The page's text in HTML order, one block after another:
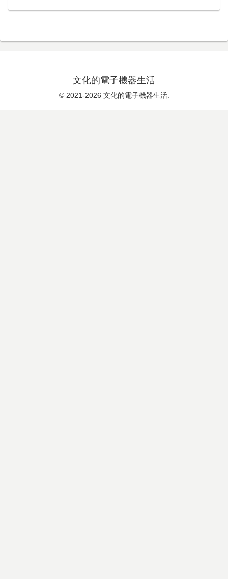
文化的電子機器生活
© 2021-2026 文化的電子機器生活.